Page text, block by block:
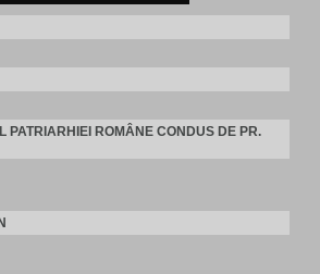
PATRIARHIEI ROMÂNE CONDUS DE PR.